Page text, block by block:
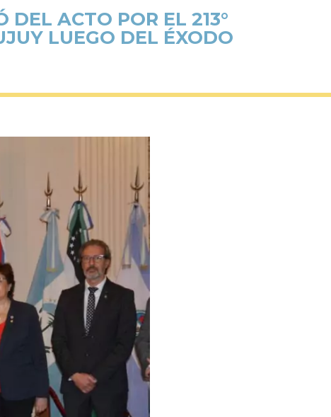
DEL ACTO POR EL 213°
LUEGO DEL ÉXODO